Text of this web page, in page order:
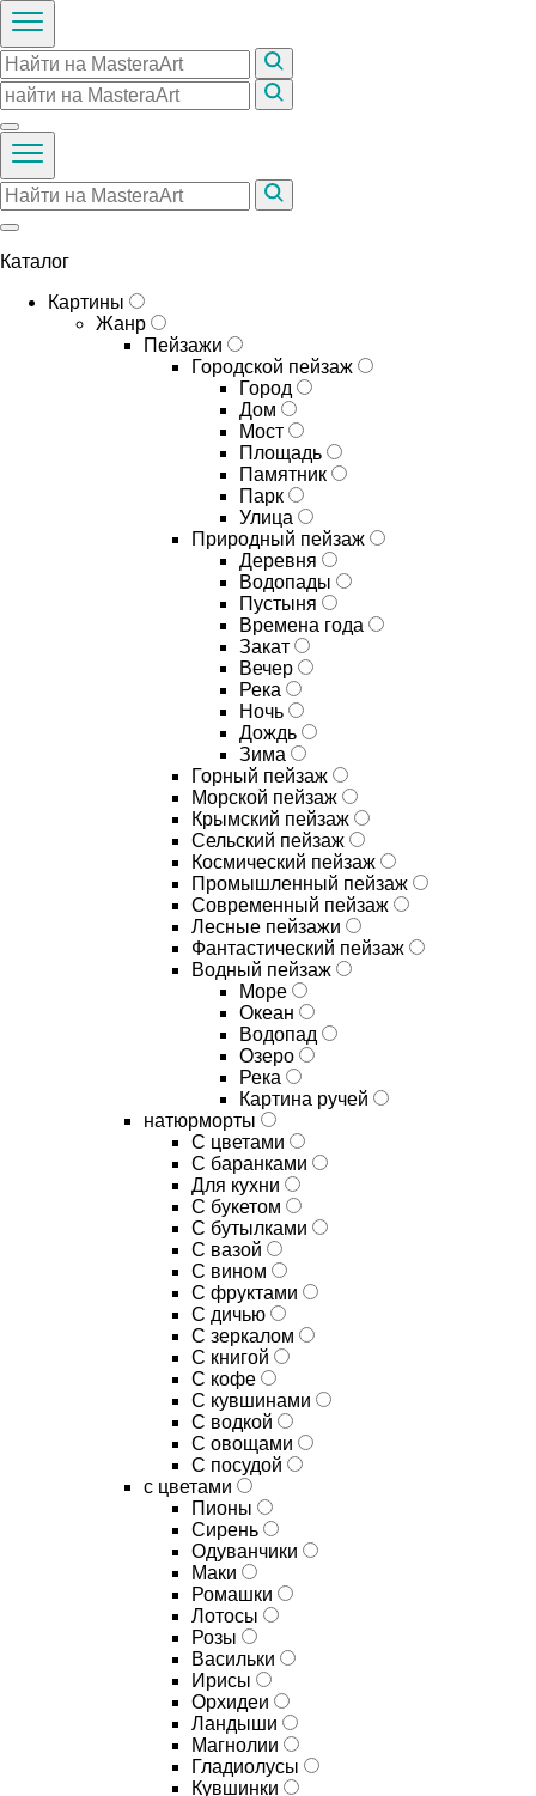
Каталог
Картины
Жанр
Пейзажи
Городской пейзаж
Город
Дом
Мост
Площадь
Памятник
Парк
Улица
Природный пейзаж
Деревня
Водопады
Пустыня
Времена года
Закат
Вечер
Река
Ночь
Дождь
Зима
Горный пейзаж
Морской пейзаж
Крымский пейзаж
Сельский пейзаж
Космический пейзаж
Промышленный пейзаж
Современный пейзаж
Лесные пейзажи
Фантастический пейзаж
Водный пейзаж
Море
Океан
Водопад
Озеро
Река
Картина ручей
натюрморты
С цветами
С баранками
Для кухни
C букетом
C бутылками
C вазой
C вином
C фруктами
C дичью
C зеркалом
C книгой
C кофе
C кувшинами
C водкой
C овощами
C посудой
с цветами
Пионы
Сирень
Одуванчики
Маки
Ромашки
Лотосы
Розы
Васильки
Ирисы
Орхидеи
Ландыши
Магнолии
Гладиолусы
Кувшинки